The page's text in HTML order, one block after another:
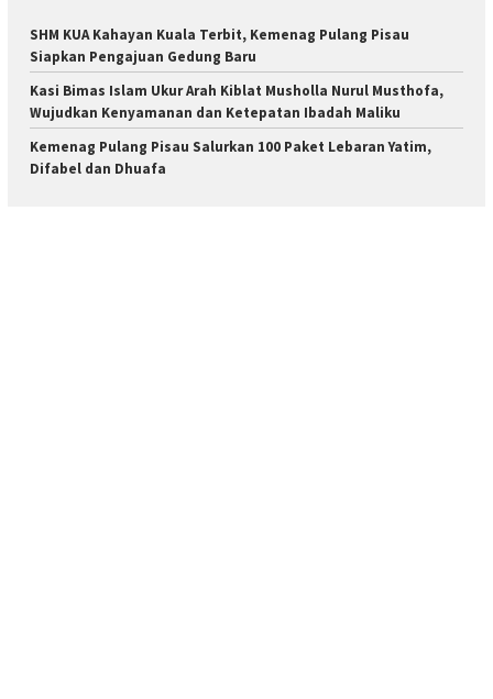
SHM KUA Kahayan Kuala Terbit, Kemenag Pulang Pisau
Siapkan Pengajuan Gedung Baru
Kasi Bimas Islam Ukur Arah Kiblat Musholla Nurul Musthofa,
Wujudkan Kenyamanan dan Ketepatan Ibadah Maliku
Kemenag Pulang Pisau Salurkan 100 Paket Lebaran Yatim,
Difabel dan Dhuafa